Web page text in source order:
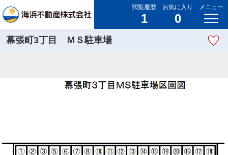
閲覧履歴
1
お気に入り
0
メニュー
幕張町3丁目 ＭＳ駐車場